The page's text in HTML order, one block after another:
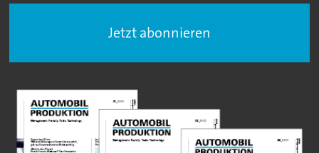
Jetzt abonnieren